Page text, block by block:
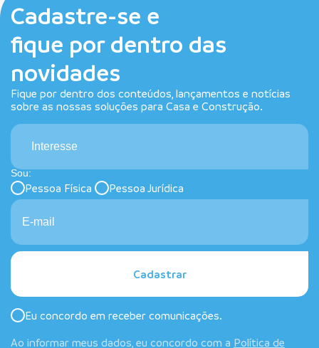
Cadastre-se e
fique por dentro das
novidades
Fique por dentro dos conteúdos, lançamentos e notícias
sobre as nossas soluções para Casa e Construção.
Interesse
Sou:
Pessoa Física Pessoa Jurídica
Cadastrar
Eu concordo em receber comunicações.
Ao informar meus dados, eu concordo com a Política de